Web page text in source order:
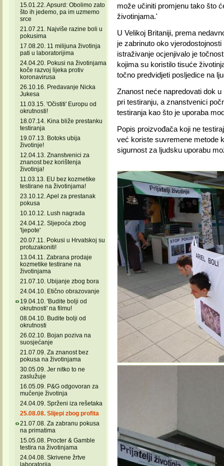
15.01.22. Apsurd: Obolimo zato
što ih jedemo, pa im uzmemo
srce
21.07.21. Najviše razine boli u
pokusima
17.08.20. 11 milijuna životinja
pati u laboratorijima
24.04.20. Pokusi na životinjama
koče razvoj lijeka protiv
koronavirusa
26.10.16. Predavanje Nicka
Jukesa
11.03.15. 'Očistiti' Europu od
okrutnosti!
18.07.14. Kina bliže prestanku
testiranja
19.07.13. Botoks ubija
životinje!
12.04.13. Znanstvenici za
znanost bez korištenja
životinja!
11.03.13. EU bez kozmetike
testirane na životinjama!
23.10.12. Apel za prestanak
pokusa
10.10.12. Lush nagrada
24.04.12. Sljepoća zbog
'ljepote'
20.07.11. Pokusi u Hrvatskoj su
protuzakoniti!
13.04.11. Zabrana prodaje
kozmetike testirane na
životinjama
21.07.10. Ubijanje zbog bora
24.04.10. Etično obrazovanje
19.04.10. 'Budite bolji od
okrutnosti' na filmu!
08.04.10. Budite bolji od
okrutnosti
26.02.10. Bojan poziva na
suosjećanje
21.07.09. Za znanost bez
pokusa na životinjama
30.05.09. Jer nitko to ne
zaslužuje
16.05.09. P&G odgovoran za
mučenje životinja
24.04.09. Sprženi iza rešetaka
25.08.08. Slijepi zbog profita
21.07.08. Za zabranu pokusa
na primatima
15.05.08. Procter & Gamble
testira na životinjama
24.04.08. Skrivene žrtve
laboratorija
može učiniti promjenu tako što
životinjama.'
U Velikoj Britaniji, prema
je zabrinuto oko
istraživanje ocjenjivalo je
kojima su koristilo tisuće
točno predvidjeti posljedice na
Znanost neće napredovati dok
pri testiranju, a znanstvenici
testiranja kao što je uporaba
Popis proizvođača koji ne
već koriste suvremene metode
sigurnost za ljudsku uporabu